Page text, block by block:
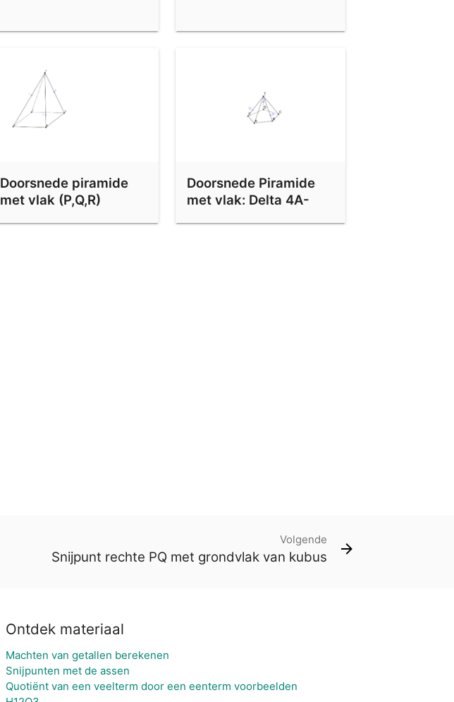
Doorsnede piramide
met vlak (P,Q,R)
Doorsnede Piramide
met vlak: Delta 4A-
Volgende
Snijpunt rechte PQ met grondvlak van kubus
Ontdek materiaal
Machten van getallen berekenen
Snijpunten met de assen
Quotiënt van een veelterm door een eenterm voorbeelden